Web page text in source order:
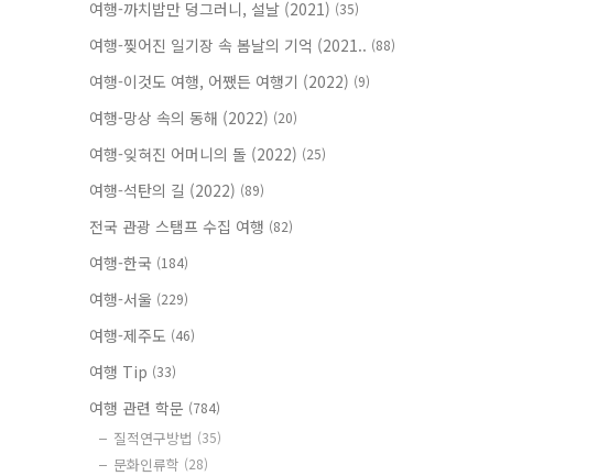
여행-까치밥만 덩그러니, 설날 (2021) (35)
여행-찢어진 일기장 속 봄날의 기억 (2021.. (88)
여행-이것도 여행, 어쨌든 여행기 (2022) (9)
여행-망상 속의 동해 (2022) (20)
여행-잊혀진 어머니의 돌 (2022) (25)
여행-석탄의 길 (2022) (89)
전국 관광 스탬프 수집 여행 (82)
여행-한국 (184)
여행-서울 (229)
여행-제주도 (46)
여행 Tip (33)
여행 관련 학문 (784)
질적연구방법 (35)
문화인류학 (28)